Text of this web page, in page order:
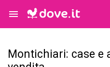
Montichiari: case e